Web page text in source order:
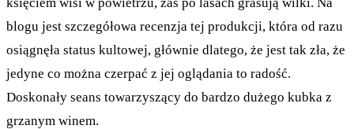
blogu jest szczegółowa recenzja tej produkcji, która od razu
osiągnęła status kultowej, głównie dlatego, że jest tak zła, że
jedyne co można czerpać z jej oglądania to radość.
Doskonały seans towarzyszący do bardzo dużego kubka z
grzanym winem.